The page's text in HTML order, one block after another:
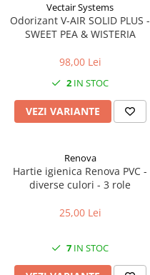
Vectair Systems
Odorizant V-AIR SOLID PLUS -
SWEET PEA & WISTERIA
98,00 Lei
2 IN STOC
VEZI VARIANTE
Renova
Hartie igienica Renova PVC -
diverse culori - 3 role
25,00 Lei
7 IN STOC